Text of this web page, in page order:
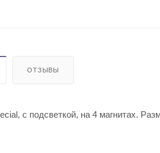
ОТЗЫВЫ
с подсветкой, на 4 магнитах.